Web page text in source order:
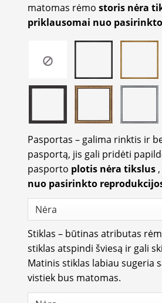
matomas rėmo storis nėra
priklausomai nuo
Pasportas – galima rinktis ir
pasportą, jis gali pridėti
pasporto plotis nėra tikslus
nuo pasirinkto
Stiklas – būtinas atributas
stiklas atspindi šviesą ir gali
Matinis stiklas labiau sugeria
vistiek bus matomas.